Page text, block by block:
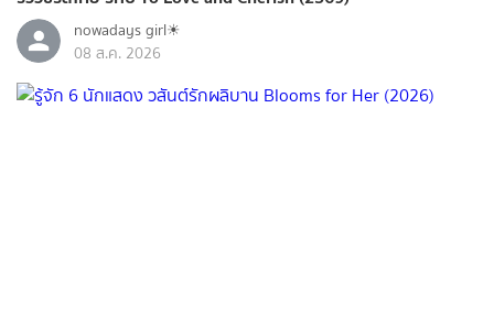
nowadays girl☀︎︎
08 ส.ค. 2026